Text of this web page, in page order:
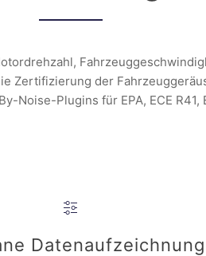
Zertifizierung der
Plugins für EPA, ECE R41,
Datenaufzeichnung